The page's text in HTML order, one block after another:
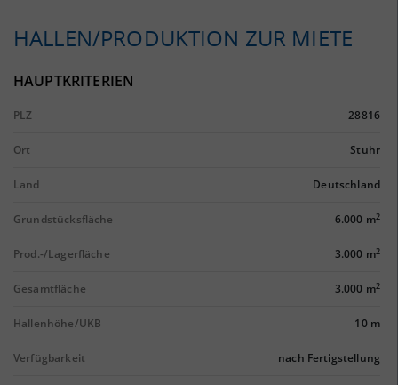
HALLEN/PRODUKTION ZUR MIETE
HAUPTKRITERIEN
PLZ 28816
Ort Stuhr
Land Deutschland
Grundstücksfläche 6.000 m2
Prod.-/Lagerfläche 3.000 m2
Gesamtfläche 3.000 m2
Hallenhöhe/UKB 10 m
Verfügbarkeit nach Fertigstellung